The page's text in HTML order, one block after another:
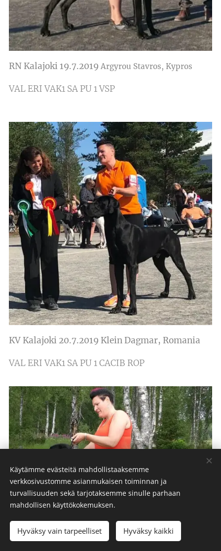
RN Kalajoki 19.7.2019 Argyrou Stavros, Kypros
VAL ERI VAK1 SA PU 1 VSP
KV Kalajoki 20.7.2019 Klein Dagmar, Romania
VAL ERI VAK1 SA PU 1 CACIB ROP
Käytämme evästeitä mahdollistaaksemme
verkkosivustomme asianmukaisen toiminnan ja
turvallisuuden sekä tarjotaksemme sinulle parhaan
mahdollisen käyttökokemuksen.
Hyväksy vain tarpeelliset Hyväksy kaikki